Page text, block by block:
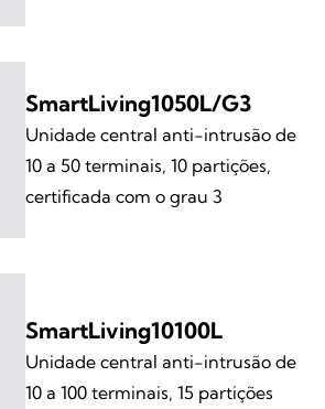
SmartLiving1050L/G3
Unidade central anti-intrusão de
10 a 50 terminais, 10 partições,
certificada com o grau 3
SmartLiving10100L
Unidade central anti-intrusão de
10 a 100 terminais, 15 partições